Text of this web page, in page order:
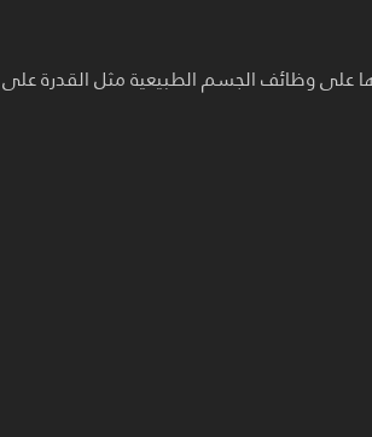
على وظائف الجسم الطبيعية مثل القدرة على